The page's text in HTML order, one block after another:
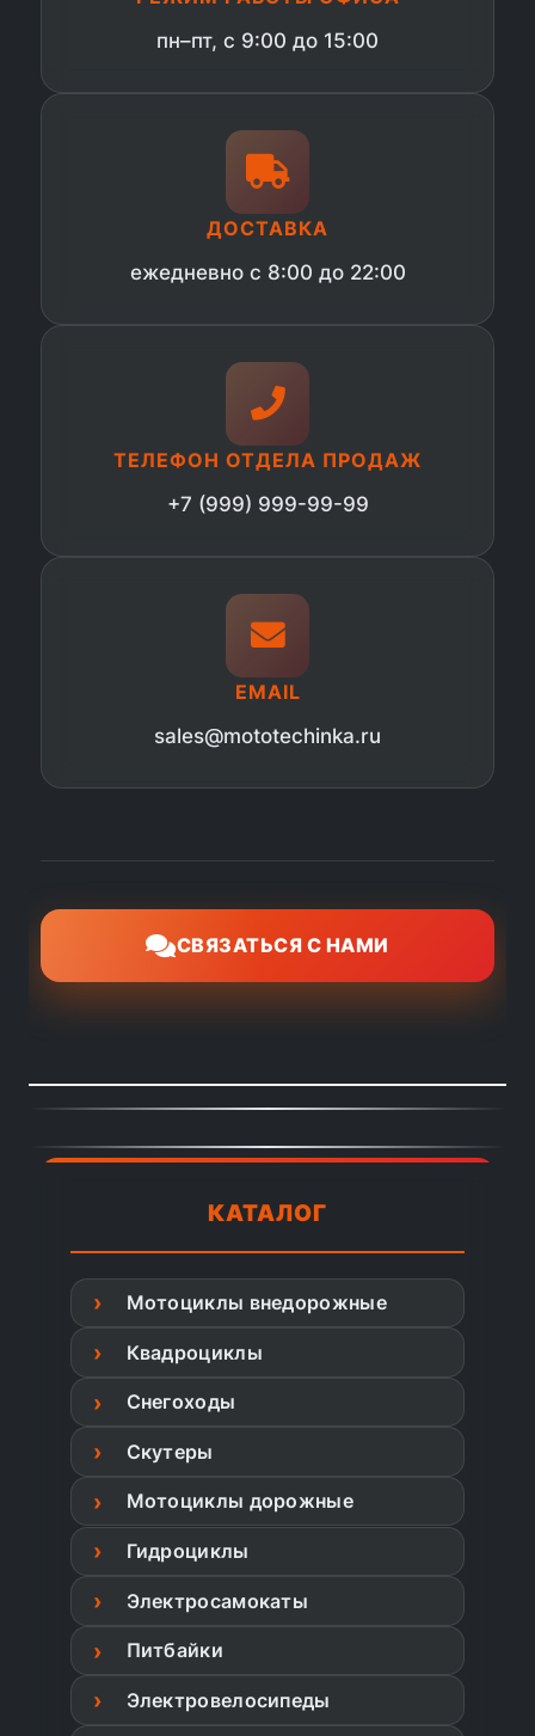
пн–пт, с 9:00 до 15:00
ДОСТАВКА
ежедневно с 8:00 до 22:00
ТЕЛЕФОН ОТДЕЛА ПРОДАЖ
+7 (999) 999-99-99
EMAIL
sales@mototechinka.ru
СВЯЗАТЬСЯ С НАМИ
КАТАЛОГ
Мотоциклы внедорожные
Квадроциклы
Снегоходы
Скутеры
Мотоциклы дорожные
Гидроциклы
Электросамокаты
Питбайки
Электровелосипеды